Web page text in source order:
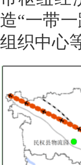
造“一带
组织中心